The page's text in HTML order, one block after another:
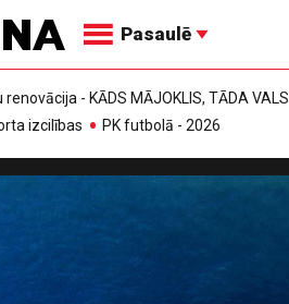
Pasaulē
renovācija - KĀDS MĀJOKLIS, TĀDA
izcilības
PK futbolā - 2026